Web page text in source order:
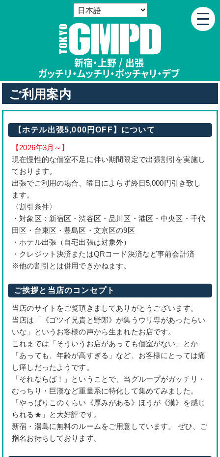
新宿・上野 / 出張
ガッチリ・ムッチリ・ポッチャリ・デブ
ご利用案内
【ホテル出張5,000円OFF】について
【2026年3月～】
現在慢性的な個室不足に伴い期間限定で出張割引を実施し
ております。
出張でご利用の場合、曜日によらず終日5,000円引き致し
ます。
〈割引条件〉
・対象区：新宿区・渋谷区・品川区・港区・中央区・千代
田区・台東区・豊島区・文京区の9区
・ホテル出張（自宅出張は対象外）
・クレジット決済またはQRコード決済など事前会計済
※他の割引とは併用できかねます。
ご挨拶と当店のコンセプト
当店のサイトをご覧頂きましてありがとうございます。
当店は「《ゴツイ兄貴と野郎》が集うウリ専があったらい
いな」というお客様の声から生まれたお店です。
これまでは「そういうお店があっても個室がない」とか
「あっても、年齢が高すぎる」など、お客様にとっては痛
し痒しだったようです。
「それならば！」ということで、当グループがガッチリ・
むっちり・巨漢など重量系に特化して集めてみました。
「やっぱりこのくらい《厚みがある》ほうが《漢》を感じ
られる★」と大好評です。
新宿・湯島に無料のルームをご用意しています。 ぜひ、ご
指名お待ちしております。